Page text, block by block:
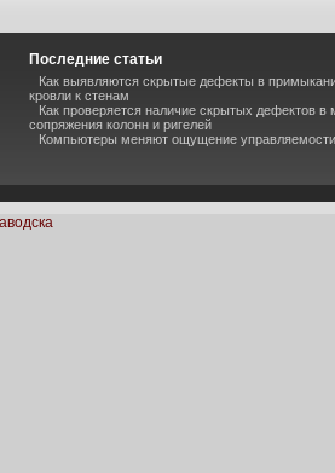
Последние статьи
Как выявляются скрытые дефекты в
кровли к стенам
Как проверяется наличие скрытых дефектов в
сопряжения колонн и ригелей
Компьютеры меняют ощущение управляемости